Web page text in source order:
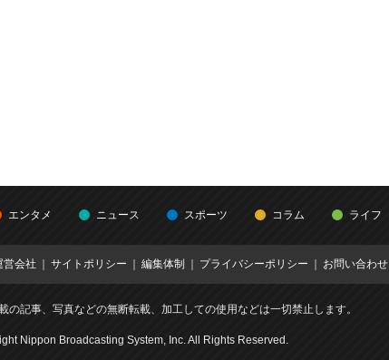
エンタメ ニュース スポーツ コラム ライフ
営会社 サイトポリシー 編集体制 プライバシーポリシー お問い合わせ
の記事、写真などの無断転載、加工しての使用などは一切禁止します。
Nippon Broadcasting System, Inc. All Rights Reserved.